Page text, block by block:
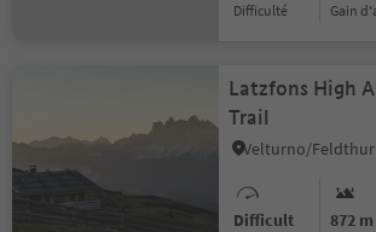
Difficulté Gain
Latzfons High
Trail
Difficult 872 m